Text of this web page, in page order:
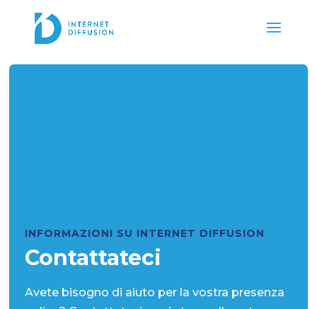
INFORMAZIONI SU INTERNET DIFFUSION
Contattateci
Avete bisogno di aiuto per la vostra presenza